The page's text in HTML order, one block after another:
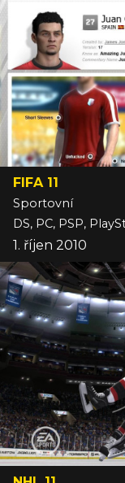
FIFA 11
Sportovní
DS, PC, PSP,
1. říjen 2010